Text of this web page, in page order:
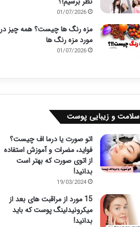
01/07/2026
مزه رنگ ها چیست؟ همه چیز در
مورد مزه رنگ ها
01/07/2026
سلامت و زیبایی پوست
اتو صورت یا درما اف چیست؟
فواید، مضرات و آموزش استفاده
از اتوی صورت که بهتر است
بدانید!
19/03/2024
15 مورد از مراقبت های بعد از
میکرونیدلینگ پوست که باید
بدانید!